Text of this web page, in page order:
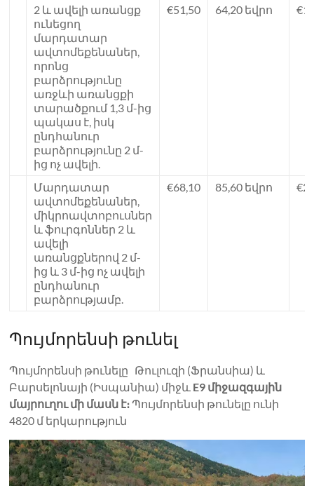
2 և ավելի առանցք
ունեցող
մարդատար
ավտոմեքենաներ,
որոնց
բարձրությունը
առջևի առանցքի
տարածքում 1,3 մ-ից
պակաս է, իսկ
ընդհանուր
բարձրությունը 2 մ-
ից ոչ ավելի.
€51,50 64,20 եվրո
Մարդատար
ավտոմեքենաներ,
միկրոավտոբուսներ
և ֆուրգոններ 2 և
ավելի
առանցքներով 2 մ-
ից և 3 մ-ից ոչ ավելի
ընդհանուր
բարձրությամբ.
€68,10 85,60 եվրո
Պույմորենսի թունել
Պույմորենսի թունելը Թուլուզի (Ֆրանսիա) և
Բարսելոնայի (Իսպանիա) միջև E9 միջազգային
մայրուղու մի մասն է։Պույմորենսի թունելը ունի
4820 մ երկարություն